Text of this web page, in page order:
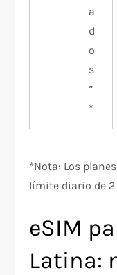
a
d
o
s
”
*
*Nota: Los
límite diario de 2
eSIM
Latina: